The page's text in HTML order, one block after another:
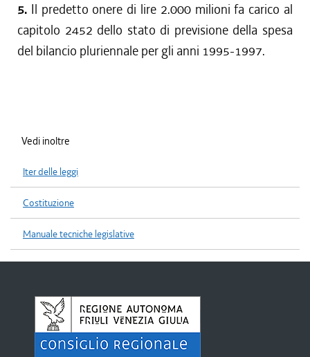
5. Il predetto onere di lire 2.000 milioni fa carico al
capitolo 2452 dello stato di previsione della spesa
del bilancio pluriennale per gli anni 1995-1997.
Vedi inoltre
Iter delle leggi
Costituzione
Manuale tecniche legislative